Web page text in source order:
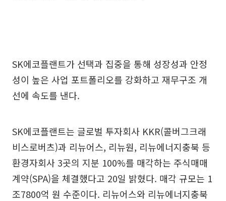
SK에코플랜트가 선택과 집중을 통해 성장성과 안정
성이 높은 사업 포트폴리오를 강화하고 재무구조 개
선에 속도를 낸다.
SK에코플랜트는 글로벌 투자회사 KKR(콜버그크래
비스로버츠)과 리뉴어스, 리뉴원, 리뉴에너지충북 등
환경자회사 3곳의 지분 100%를 매각하는 주식매매
계약(SPA)을 체결했다고 20일 밝혔다. 매각 규모는 1
조7800억 원 수준이다. 리뉴어스와 리뉴에너지충북